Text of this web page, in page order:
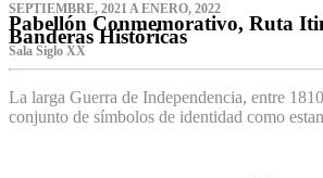
SEPTIEMBRE, 2021 A ENERO, 2022
Pabellón Conmemorativo, Ruta
Banderas Históricas
Sala Siglo XX
La larga Guerra de Independencia, entre
conjunto de símbolos de identidad como